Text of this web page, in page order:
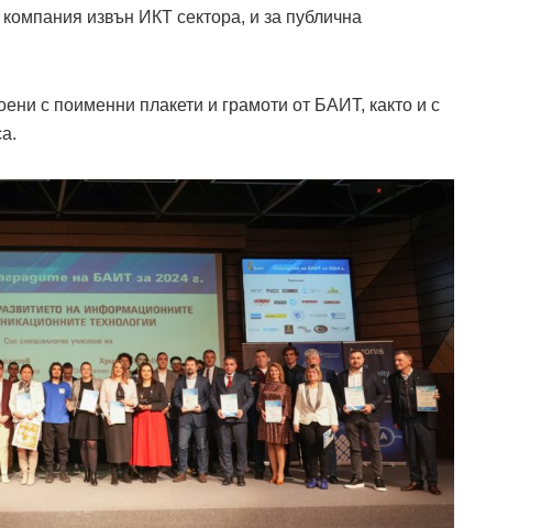
извън ИКТ сектора, и за публична
с поименни плакети и грамоти от БАИТ, както и с